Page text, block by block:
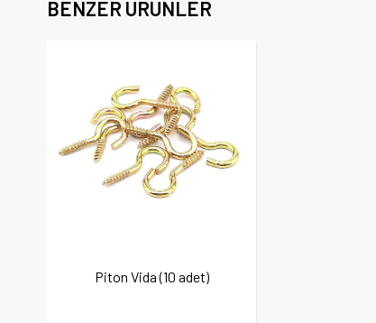
BENZER ÜRÜNLER
Piton Vida (10 adet)